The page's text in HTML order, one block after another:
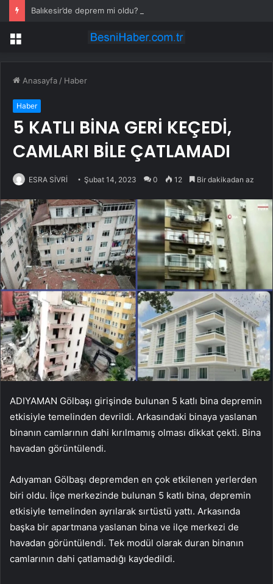
Menü
Anasayfa / Haber
Haber
5 KATLI BİNA GERİ KEÇEDİ,
CAMLARI BİLE ÇATLAMADI
ESRA SİVRİ Şubat 14, 2023 0 12 Bir dakikadan az
ADIYAMAN Gölbaşı girişinde bulunan 5 katlı bina depremin
etkisiyle temelinden devrildi. Arkasındaki binaya yaslanan
binanın camlarının dahi kırılmamış olması dikkat çekti. Bina
havadan görüntülendi.
Adıyaman Gölbaşı depremden en çok etkilenen yerlerden
biri oldu. İlçe merkezinde bulunan 5 katlı bina, depremin
etkisiyle temelinden ayrılarak sırtüstü yattı. Arkasında
başka bir apartmana yaslanan bina ve ilçe merkezi de
havadan görüntülendi. Tek modül olarak duran binanın
camlarının dahi çatlamadığı kaydedildi.